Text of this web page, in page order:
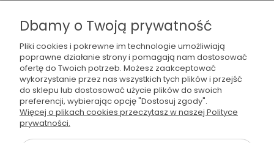
Współpraca
536 042 061
Dbamy o Twoją prywatność
Pliki cookies i pokrewne im technologie umożliwiają
poprawne działanie strony i pomagają nam dostosować
ofertę do Twoich potrzeb. Możesz zaakceptować
wykorzystanie przez nas wszystkich tych plików i przejść
do sklepu lub dostosować użycie plików do swoich
preferencji, wybierając opcję "Dostosuj zgody".
Więcej o plikach cookies przeczytasz w naszej Polityce
prywatności.